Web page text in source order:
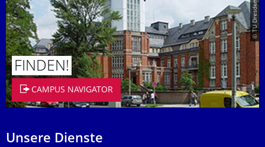
FINDEN!
CAMPUS NAVIGATOR
Unsere Dienste